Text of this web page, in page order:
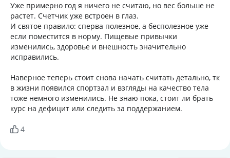
Уже примерно год я ничего не считаю, но вес больше не
растет. Счетчик уже встроен в глаз.
И святое правило: сперва полезное, а бесполезное уже
если поместится в норму. Пищевые привычки
изменились, здоровье и внешность значительно
исправились.
Наверное теперь стоит снова начать считать детально, тк
в жизни появился спортзал и взгляды на качество тела
тоже немного изменились. Не знаю пока, стоит ли брать
курс на дефицит или следить за поддержанием.
4